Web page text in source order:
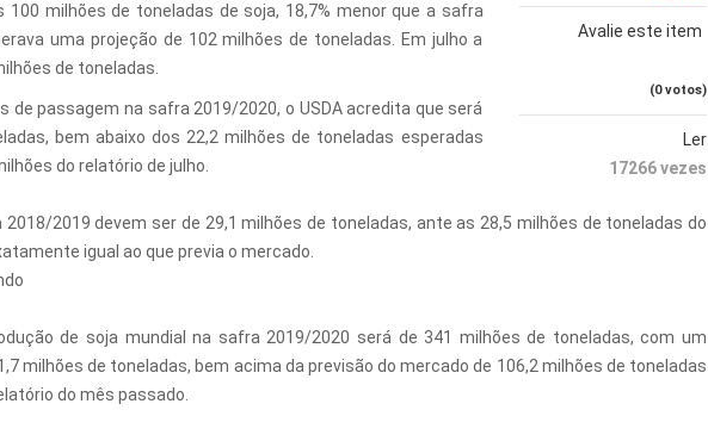
Avalie este item
(0 votos)
Ler
17266 vezes
100 milhões de toneladas de soja, 18,7% menor que a safra
uma projeção de 102 milhões de toneladas. Em julho a
de toneladas.
de passagem na safra 2019/2020, o USDA acredita que será
bem abaixo dos 22,2 milhões de toneladas esperadas
do relatório de julho.
2019 devem ser de 29,1 milhões de toneladas, ante as 28,5 milhões de toneladas do
igual ao que previa o mercado.
de soja mundial na safra 2019/2020 será de 341 milhões de toneladas, com um
milhões de toneladas, bem acima da previsão do mercado de 106,2 milhões de toneladas
do mês passado.